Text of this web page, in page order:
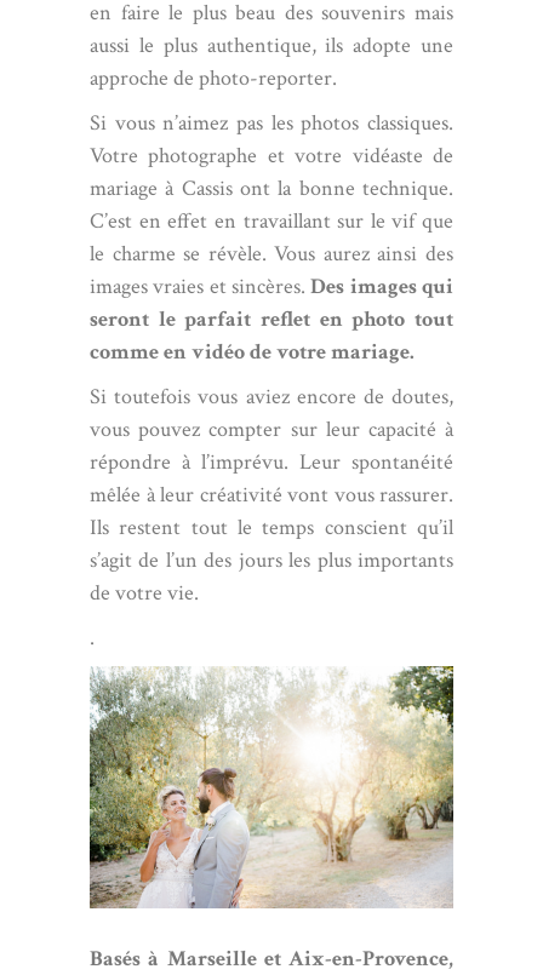
en faire le plus beau des souvenirs mais
aussi le plus authentique, ils adopte une
approche de photo-reporter.
Si vous n’aimez pas les photos classiques.
Votre photographe et votre vidéaste de
mariage à Cassis ont la bonne technique.
C’est en effet en travaillant sur le vif que
le charme se révèle. Vous aurez ainsi des
images vraies et sincères.Des images qui
seront le parfait reflet en photo tout
comme en vidéo de votre mariage.
Si toutefois vous aviez encore de doutes,
vous pouvez compter sur leur capacité à
répondre à l’imprévu. Leur spontanéité
mêlée à leur créativité vont vous rassurer.
Ils restent tout le temps conscient qu’il
s’agit de l’un des jours les plus importants
de votre vie.
.
Basés à Marseilleet Aix-en-Provence,